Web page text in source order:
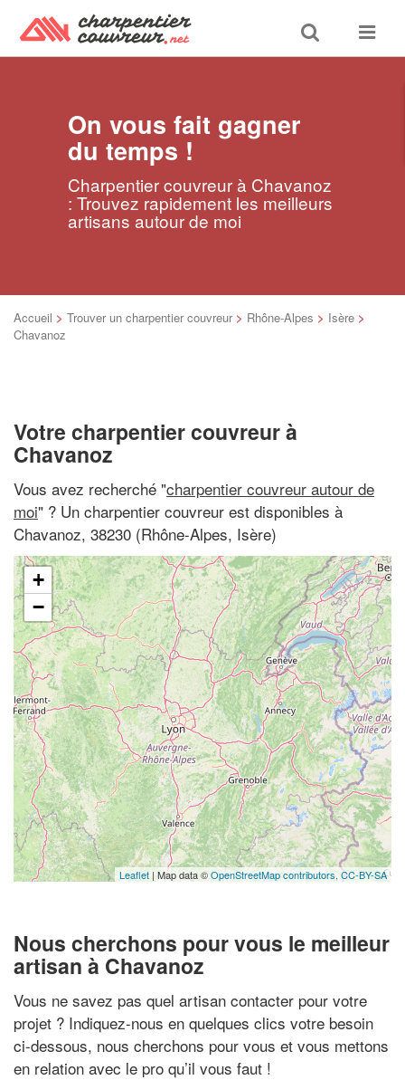
Toggle
search
Toggle
On vous fait gagner
du temps !
Charpentier couvreur à Chavanoz
: Trouvez rapidement les meilleurs
artisans autour de moi
Accueil > Trouver un charpentier couvreur > Rhône-Alpes > Isère >
Chavanoz
Votre charpentier couvreur à
Chavanoz
Vous avez recherché "charpentier couvreur autour de
moi" ? Un charpentier couvreur est disponibles à
Chavanoz, 38230 (Rhône-Alpes, Isère)
+
−
Leaflet | Map data ©OpenStreetMap contributors, CC-BY-SA
Nous cherchons pour vous le meilleur
artisan à Chavanoz
Vous ne savez pas quel artisan contacter pour votre
projet ? Indiquez-nous en quelques clics votre besoin
ci-dessous, nous cherchons pour vous et vous mettons
en relation avec le pro qu’il vous faut !